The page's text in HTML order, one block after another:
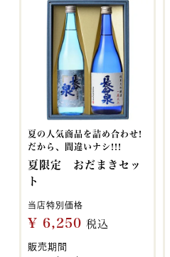
夏の人気商品を詰め合わせ!
だから、間違いナシ!!!
夏限定 おだまきセッ
ト
当店特別価格
¥ 6,250 税込
販売期間